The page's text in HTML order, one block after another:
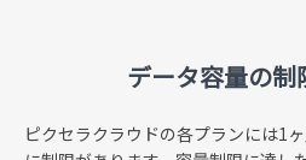
データ容量の制
ピクセラクラウドの各プランには1